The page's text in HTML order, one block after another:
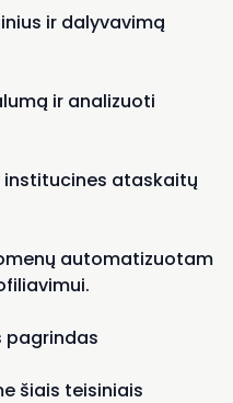
ir dalyvavimą
ir analizuoti
institucines ataskaitų
automatizuotam
pagrindas
šiais teisiniais